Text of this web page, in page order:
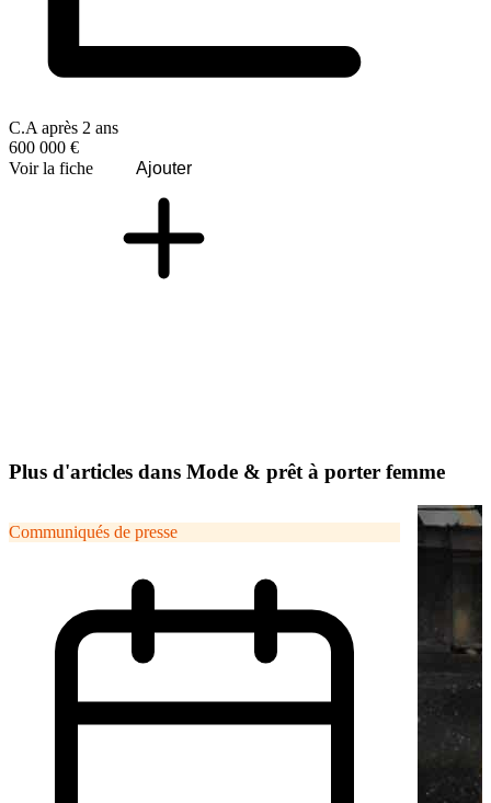
C.A après 2 ans
600 000 €
Voir la fiche
Ajouter
Plus d'articles dans Mode & prêt à porter femme
Communiqués de presse